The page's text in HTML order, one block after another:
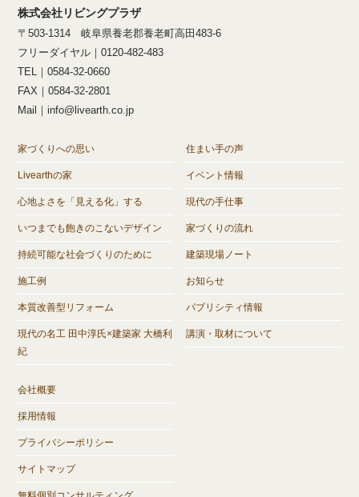
株式会社リビングプラザ
〒503-1314 岐阜県養老郡養老町高田483-6
フリーダイヤル｜0120-482-483
TEL｜0584-32-0660
FAX｜0584-32-2801
Mail｜info@livearth.co.jp
家づくりへの思い
Livearthの家
心地よさを「見える化」する
いつまでも飽きのこないデザイン
持続可能な社会づくりのために
施工例
本質改善型リフォーム
現代の名工 田中淳氏×建築家 大橋利
紀
住まい手の声
イベント情報
現代の手仕事
家づくりの流れ
建築現場ノート
お知らせ
パブリシティ情報
講演・取材について
会社概要
採用情報
プライバシーポリシー
サイトマップ